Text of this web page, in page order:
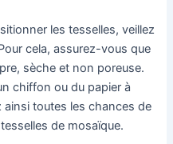
les tesselles, veillez
cela, assurez-vous que
sèche et non poreuse.
chiffon ou du papier à
toutes les chances de
de mosaïque.